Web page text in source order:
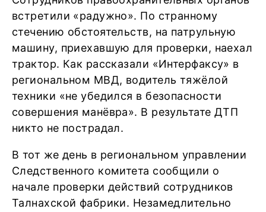
встретили «радужно». По странному
стечению обстоятельств, на патрульную
машину, приехавшую для проверки, наехал
трактор. Как рассказали «Интерфаксу» в
региональном МВД, водитель тяжёлой
техники «не убедился в безопасности
совершения манёвра». В результате ДТП
никто не пострадал.
В тот же день в региональном управлении
Следственного комитета сообщили о
начале проверки действий сотрудников
Талнахской фабрики. Незамедлительно